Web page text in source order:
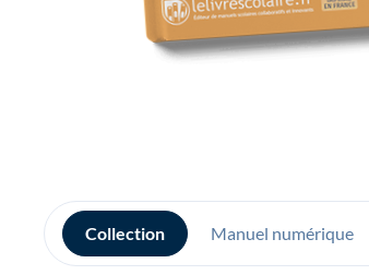
Collection Manuel numérique